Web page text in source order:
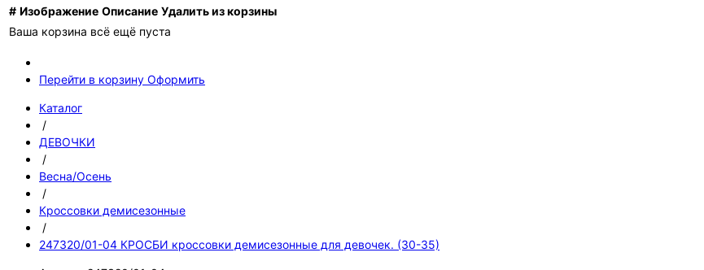
# Изображение Описание Удалить из корзины
Ваша корзина всё ещё пуста
Перейти в корзину Оформить
Каталог
/
ДЕВОЧКИ
/
Весна/Осень
/
Кроссовки демисезонные
/
247320/01-04 КРОСБИ кроссовки демисезонные для девочек. (30-35)